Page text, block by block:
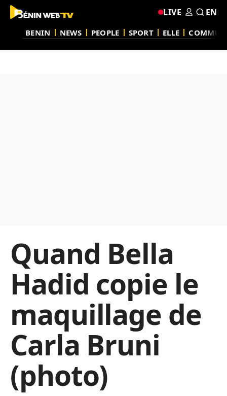
BENIN NEWS PEOPLE SPORT ELLE
LIVE EN
Quand Bella
Hadid copie le
maquillage de
Carla Bruni
(photo)